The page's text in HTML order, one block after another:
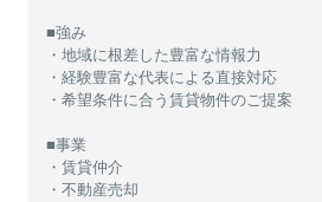
■強み
・地域に根差した豊富な情報力
・経験豊富な代表による直接対応
・希望条件に合う賃貸物件のご提案
■事業
・賃貸仲介
・不動産売却